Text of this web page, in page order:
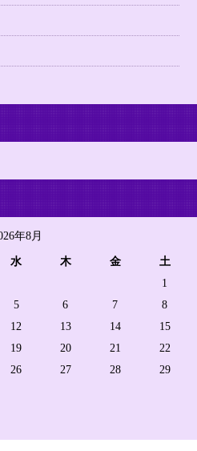
年8月
水 木 金 土
1
5 6 7
8
12 13 14
15
19 20 21
22
26 27 28
29